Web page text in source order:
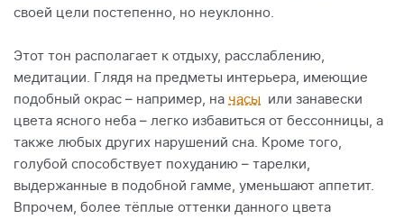
своей цели постепенно, но неуклонно.
Этот тон располагает к отдыху, расслаблению,
медитации. Глядя на предметы интерьера, имеющие
подобный окрас – например, на часы или занавески
цвета ясного неба – легко избавиться от бессонницы, а
также любых других нарушений сна. Кроме того,
голубой способствует похуданию – тарелки,
выдержанные в подобной гамме, уменьшают аппетит.
Впрочем, более тёплые оттенки данного цвета